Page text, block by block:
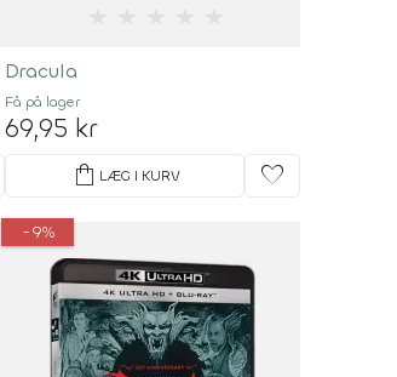
Dracula
Få på lager
69,95 kr
shopping_bag LÆG I KURV favorite
-9%